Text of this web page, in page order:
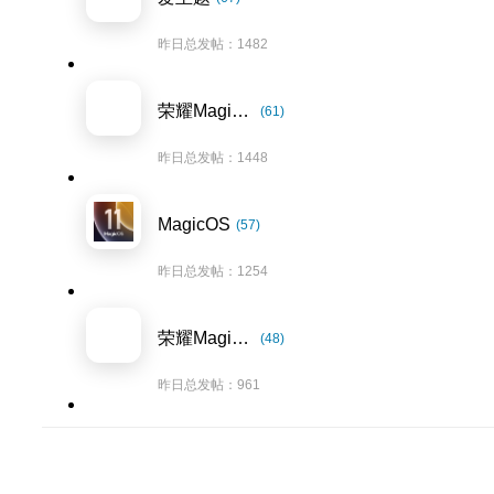
昨日总发帖：1482
荣耀Magic7系列 (61)
昨日总发帖：1448
MagicOS (57)
昨日总发帖：1254
荣耀Magic8系列 (48)
昨日总发帖：961